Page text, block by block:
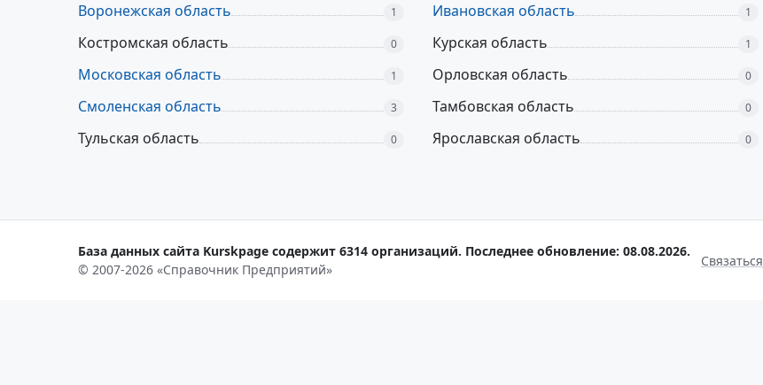
Воронежская область 1 Ивановская область 1
Костромская область 0 Курская область 1
Московская область 1 Орловская область 0
Смоленская область 3 Тамбовская область 0
Тульская область 0 Ярославская область 0
База данных сайта Kurskpage содержит 6314 организаций. Последнее обновление: 08.08.2026.
© 2007-2026 «Справочник Предприятий»
Связаться